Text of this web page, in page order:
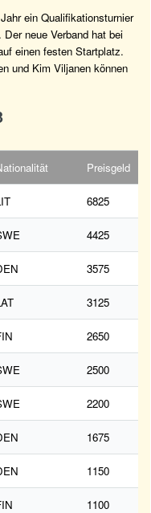
ein Qualifikationsturnier
neue Verband hat bei
einen festen Startplatz.
und Kim Viljanen können
Preisgeld
6825
4425
3575
3125
2650
2500
2200
1675
1150
1100